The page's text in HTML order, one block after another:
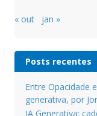
« out jan »
Posts recentes
Entre Opacidade
generativa, por
IA Generativa: